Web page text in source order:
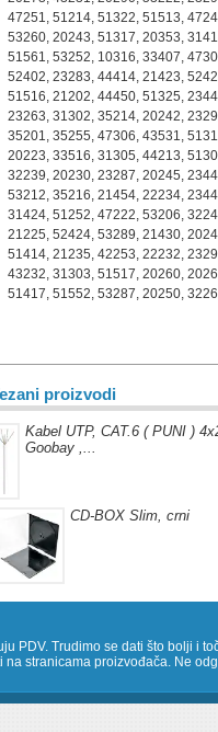
47251, 51214, 51322, 51513,
53260, 20243, 51317, 20353,
51561, 53252, 10316, 33407,
52402, 23283, 44414, 21423,
51516, 21202, 44450, 51325,
23263, 31302, 35214, 20242,
35201, 35255, 47306, 43531,
20223, 33516, 31305, 44213,
32239, 20230, 23287, 20245,
53212, 35216, 21454, 22234,
31424, 51252, 47222, 53206,
21225, 52424, 53289, 21430,
51414, 21235, 42253, 22232,
43232, 31303, 51517, 20260,
51417, 51552, 53287, 20250,
proizvodi
Kabel UTP, CAT.6 ( PUNI )
Goobay ,...
CD-BOX Slim, crni
PDV. Trudimo se dati što bolji i
na stranicama proizvođača. Ne